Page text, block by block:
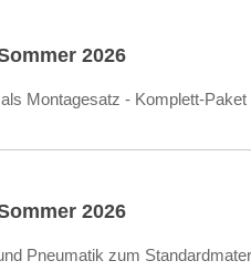
2026
Montagesatz - Komplett-
2026
Pneumatik zum